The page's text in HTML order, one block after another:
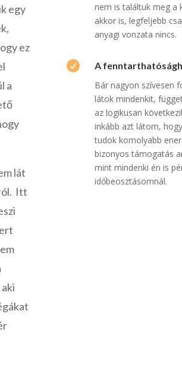
egy
ez
a
lát
Itt
nem is találtuk meg a
akkor is, legfeljebb
anyagi vonzata nincs.

A
Bár nagyon szívesen
látok mindenkit,
az logikusan
inkább azt látom,
tudok komolyabb
bizonyos támogatás
mint mindenki én is
időbeosztásomnál.